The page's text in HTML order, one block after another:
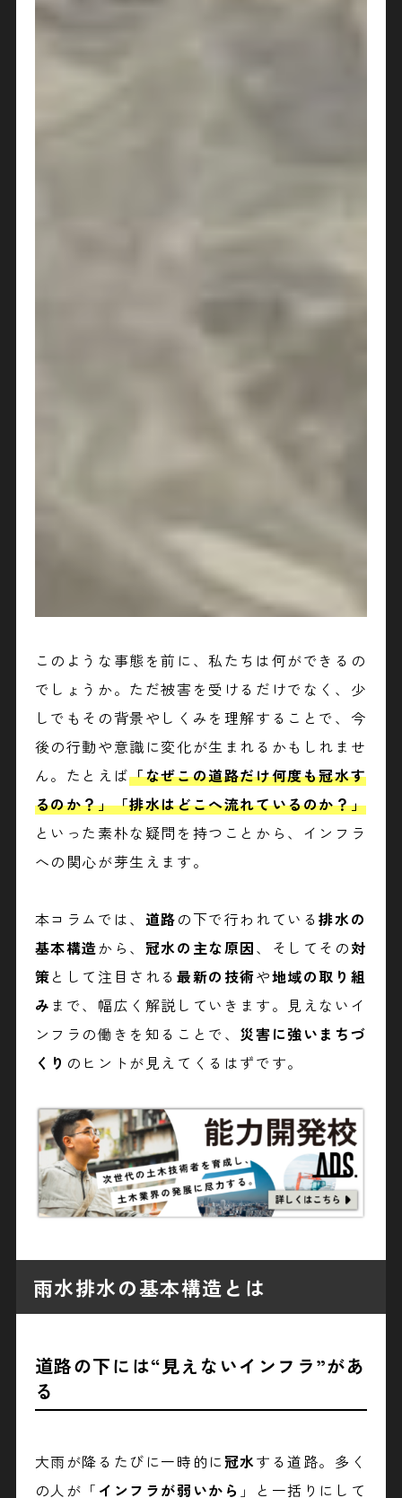
このような事態を前に、私たちは何ができるの
でしょうか。ただ被害を受けるだけでなく、少
しでもその背景やしくみを理解することで、今
後の行動や意識に変化が生まれるかもしれませ
ん。たとえば「なぜこの道路だけ何度も冠水す
るのか？」「排水はどこへ流れているのか？」
といった素朴な疑問を持つことから、インフラ
への関心が芽生えます。
本コラムでは、 道路の下で行われている排水の
基本構造から、 冠水の主な原因、そしてその対
策として注目される 最新の技術や地域の取り組
み まで、幅広く解説していきます。見えないイ
ンフラの働きを知ることで、 災害に強いまちづ
くり のヒントが見えてくるはずです。
雨水排水の基本構造とは
道路の下には“見えないインフラ”があ
る
大雨が降るたびに一時的に冠水する道路。多く
の人が「 インフラが弱いから 」と一括りにして